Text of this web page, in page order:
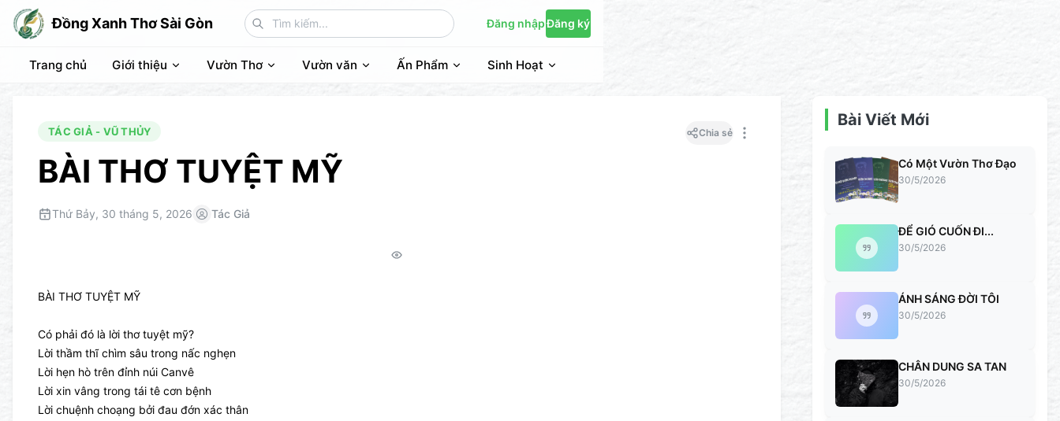
Đồng Xanh Thơ Sài Gòn Đăng nhậpĐăng ký
Trang chủ Giới thiệu Vườn Thơ Vườn văn Ấn Phẩm Sinh Hoạt
TÁC GIẢ - VŨ THỦY
BÀI THƠ TUYỆT MỸ
Chia sẻ
Thứ Bảy, 30 tháng 5, 2026 Tác Giả
BÀI THƠ TUYỆT MỸ
Có phải đó là lời thơ tuyệt mỹ?
Lời thầm thĩ chìm sâu trong nấc nghẹn
Lời hẹn hò trên đỉnh núi Canvê
Lời xin vâng trong tái tê cơn bệnh
Lời chuệnh choạng bởi đau đớn xác thân
Bài Viết Mới
Có Một Vườn Thơ Đạo
30/5/2026
ĐỂ GIÓ CUỐN ĐI...
30/5/2026
ÁNH SÁNG ĐỜI TÔI
30/5/2026
CHÂN DUNG SA TAN
30/5/2026